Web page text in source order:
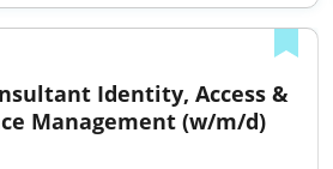
Identity, Access &
Management (w/m/d)